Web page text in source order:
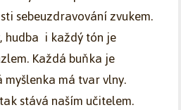
sebeuzdravování zvukem.
hudba i každý tón je
Každá buňka je
má tvar vlny.
stává naším učitelem.